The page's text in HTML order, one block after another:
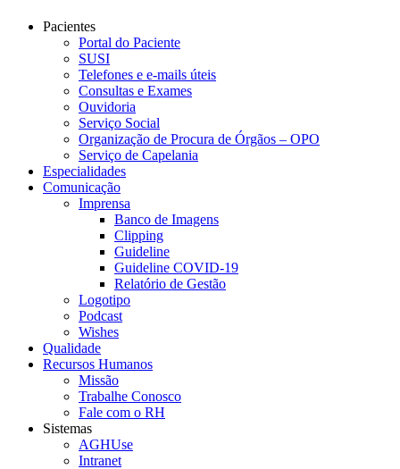
Pacientes
Portal do Paciente
SUSI
Telefones e e-mails úteis
Consultas e Exames
Ouvidoria
Serviço Social
Organização de Procura de Órgãos – OPO
Serviço de Capelania
Especialidades
Comunicação
Imprensa
Banco de Imagens
Clipping
Guideline
Guideline COVID-19
Relatório de Gestão
Logotipo
Podcast
Wishes
Qualidade
Recursos Humanos
Missão
Trabalhe Conosco
Fale com o RH
Sistemas
AGHUse
Intranet